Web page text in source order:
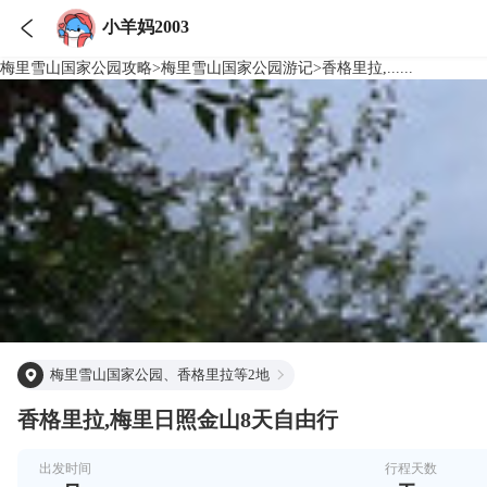
 小羊妈2003
梅里雪山国家公园 攻略>梅里雪山国家公园 游记>香格里拉,......
梅里雪山国家公园、香格里拉等2地
香格里拉,梅里日照金山8天自由行
出发时间 行程天数